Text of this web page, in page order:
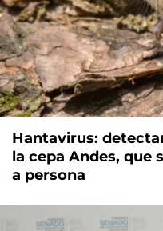
Hantavirus:
la cepa Andes, que
a persona